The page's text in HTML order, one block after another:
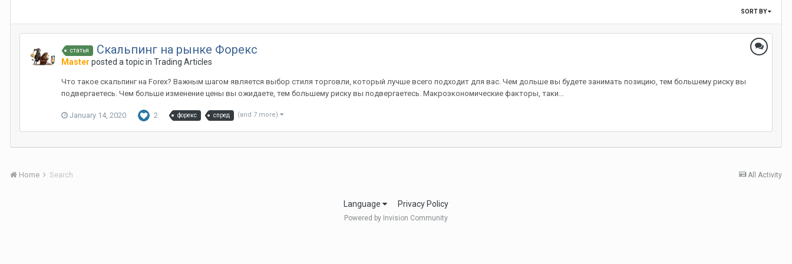
SORT BY
статья Скальпинг на рынке Форекс
Master posted a topic in Trading Articles
Что такое скальпинг на Forex? Важным шагом является выбор стиля торговли, который лучше всего подходит для вас. Чем дольше вы будете занимать позицию, тем большему риску вы
подвергаетесь. Чем больше изменение цены вы ожидаете, тем большему риску вы подвергаетесь. Макроэкономические факторы, таки...
January 14, 2020 2 форекс спред (and 7 more)
All Activity
Home Search
Language Privacy Policy
Powered by Invision Community